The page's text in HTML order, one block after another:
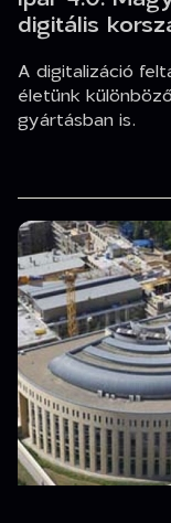
digitális
A digitalizáció
életünk
gyártásban is.